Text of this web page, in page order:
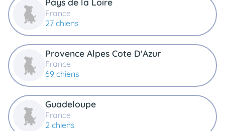
France
27 chiens
Provence Alpes Cote D'Azur
France
69 chiens
Guadeloupe
France
2 chiens